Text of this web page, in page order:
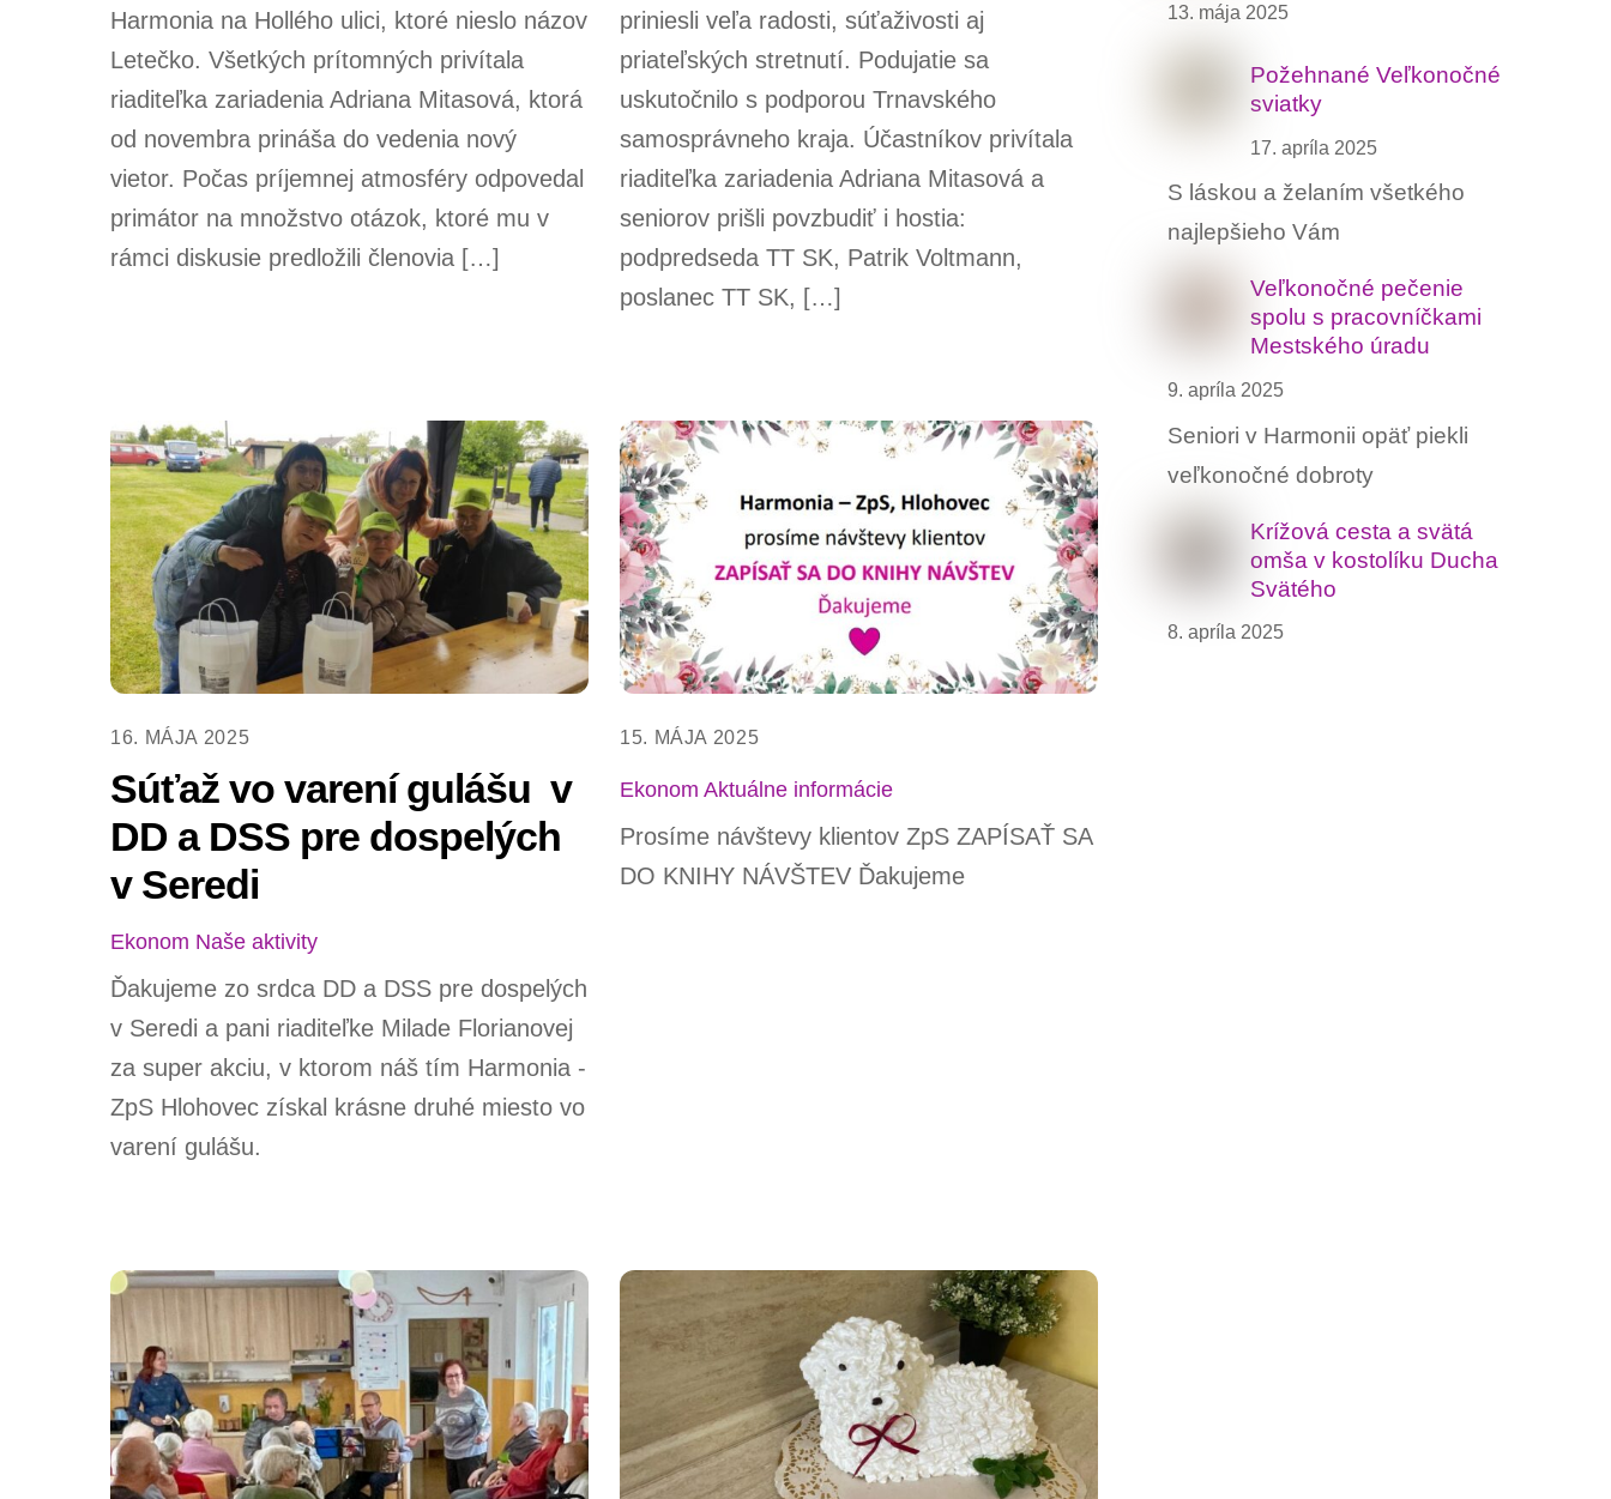
Harmonia na Hollého ulici, ktoré nieslo názov
Letečko. Všetkých prítomných privítala
riaditeľka zariadenia Adriana Mitasová, ktorá
od novembra prináša do vedenia nový
vietor. Počas príjemnej atmosféry odpovedal
primátor na množstvo otázok, ktoré mu v
rámci diskusie predložili členovia […]
priniesli veľa radosti, súťaživosti aj
priateľských stretnutí. Podujatie sa
uskutočnilo s podporou Trnavského
samosprávneho kraja. Účastníkov privítala
riaditeľka zariadenia Adriana Mitasová a
seniorov prišli povzbudiť i hostia:
podpredseda TT SK, Patrik Voltmann,
poslanec TT SK, […]
16. MÁJA 2025
Súťaž vo varení gulášu ‍ v
DD a DSS pre dospelých
v Seredi
Ekonom Naše aktivity
Ďakujeme zo srdca DD a DSS pre dospelých
v Seredi a pani riaditeľke Milade Florianovej
za super akciu, v ktorom náš tím Harmonia -
ZpS Hlohovec získal krásne druhé miesto vo
varení gulášu.
15. MÁJA 2025
Ekonom Aktuálne informácie
Prosíme návštevy klientov ZpS ZAPÍSAŤ SA
DO KNIHY NÁVŠTEV Ďakujeme
13. mája 2025
Požehnané Veľkonočné
sviatky
17. apríla 2025
S láskou a želaním všetkého
najlepšieho Vám
Veľkonočné pečenie
spolu s pracovníčkami
Mestského úradu
9. apríla 2025
Seniori v Harmonii opäť piekli
veľkonočné dobroty
Krížová cesta a svätá
omša v kostolíku Ducha
Svätého
8. apríla 2025